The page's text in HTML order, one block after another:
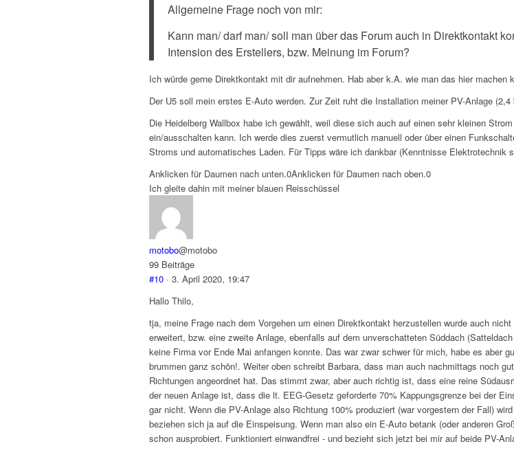
Allgemeine Frage noch von mir:
Kann man/ darf man/ soll man über das Forum auch in Direktkontakt
Intension des Erstellers, bzw. Meinung im Forum?
Ich würde gerne Direktkontakt mit dir aufnehmen. Hab aber k.A. wie man das hier machen
Der U5 soll mein erstes E-Auto werden. Zur Zeit ruht die Installation meiner PV-Anlage
Die Heidelberg Wallbox habe ich gewählt, weil diese sich auch auf einen sehr kleinen
ein/ausschalten kann. Ich werde dies zuerst vermutlich manuell oder über einen
Stroms und automatisches Laden. Für Tipps wäre ich dankbar (Kenntnisse Elektrotechnik
Anklicken für Daumen nach unten.0Anklicken für Daumen nach oben.0
Ich gleite dahin mit meiner blauen Reisschüssel
motobo@motobo
99 Beiträge
#10 · 3. April 2020, 19:47
Hallo Thilo,
tja, meine Frage nach dem Vorgehen um einen Direktkontakt herzustellen wurde auch
erweitert, bzw. eine zweite Anlage, ebenfalls auf dem unverschatteten Süddach
keine Firma vor Ende Mai anfangen konnte. Das war zwar schwer für mich, habe es aber
brummen ganz schön!. Weiter oben schreibt Barbara, dass man auch nachmittags noch
Richtungen angeordnet hat. Das stimmt zwar, aber auch richtig ist, dass eine reine
der neuen Anlage ist, dass die lt. EEG-Gesetz geforderte 70% Kappungsgrenze bei der
gar nicht. Wenn die PV-Anlage also Richtung 100% produziert (war vorgestern der Fall)
beziehen sich ja auf die Einspeisung. Wenn man also ein E-Auto betank (oder anderen
schon ausprobiert. Funktioniert einwandfrei - und bezieht sich jetzt bei mir auf beide PV-